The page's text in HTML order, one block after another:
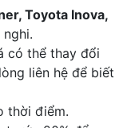
Toyota Inova,
có thể thay đổi
liên hệ để biết
thời điểm.